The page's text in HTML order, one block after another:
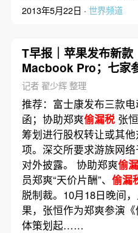
2013年5月22日 · 世界频道
T早报｜苹果发布新款
Macbook Pro；七家
光破产重组竞标；阿里
购物车分享至微信群
圈
记者 翟少辉 整理
推荐：富士康发布三款
函；协助郑爽偷漏税张
筹划进行股权转让或其
项。深交所要求游族网
对外披露。 协助郑爽偷
员郑爽“天价片酬”、 偷漏
脱制裁。10月18日晚间
果，张恒作为郑爽参演
体策划起……